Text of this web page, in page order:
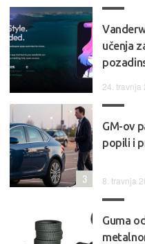
učenja
24. travnja
GM-ov
popili i
8. travnja
3
Guma